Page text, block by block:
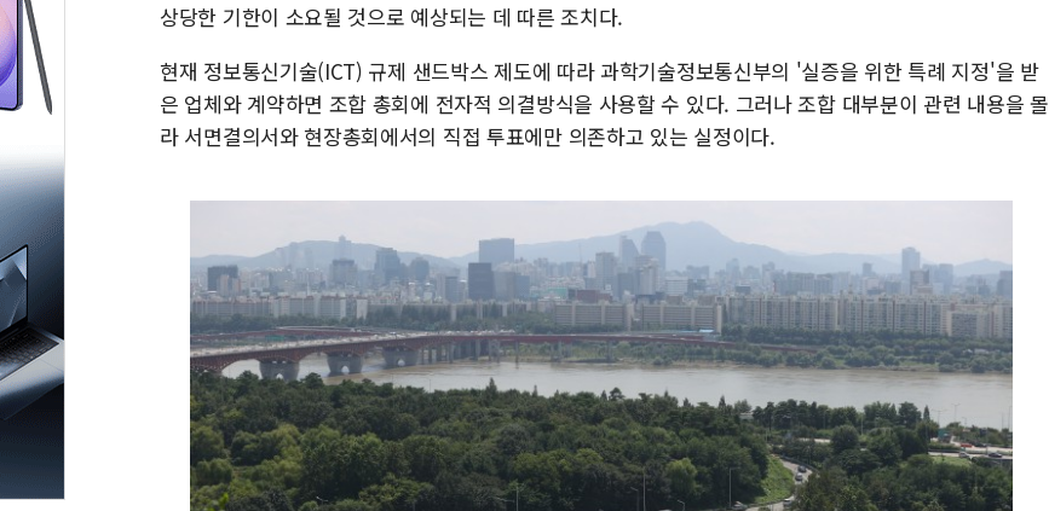
상당한 기한이 소요될 것으로 예상되는 데 따른 조치다.
현재 정보통신기술(ICT) 규제 샌드박스 제도에 따라 과학기술정보통신부의 '실증을 위한 특례 지정'을 받
은 업체와 계약하면 조합 총회에 전자적 의결방식을 사용할 수 있다. 그러나 조합 대부분이 관련 내용을 몰
라 서면결의서와 현장총회에서의 직접 투표에만 의존하고 있는 실정이다.